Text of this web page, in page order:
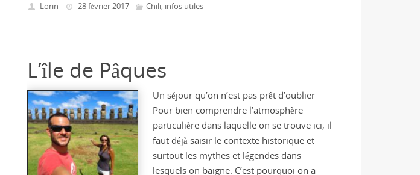
Lorin 28 février 2017 Chili, infos utiles
L’île de Pâques
Un séjour qu’on n’est pas prêt d’oublier
Pour bien comprendre l’atmosphère
particulière dans laquelle on se trouve ici, il
faut déjà saisir le contexte historique et
surtout les mythes et légendes dans
lesquels on baigne. C’est pourquoi on a